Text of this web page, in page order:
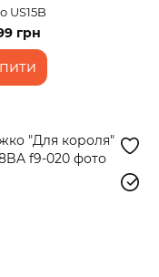
US15B
грн